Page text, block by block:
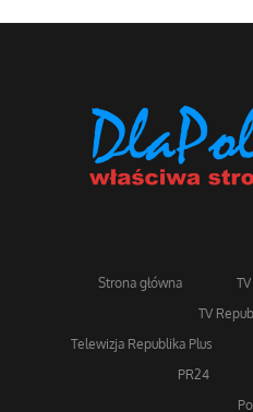
Strona główna
TV
Telewizja Republika Plus
PR24